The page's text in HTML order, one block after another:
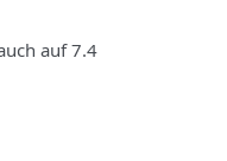
auf 7.4